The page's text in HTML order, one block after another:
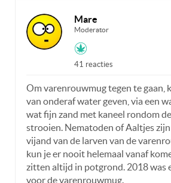
Mare
Moderator
41 reacties
Om varenrouwmug tegen te gaan,
van onderaf water geven, via een
wat fijn zand met kaneel rondom
strooien. Nematoden of Aaltjes
vijand van de larven van de
kun je er nooit helemaal vanaf
zitten altijd in potgrond. 2018 was
voor de varenrouwmug.